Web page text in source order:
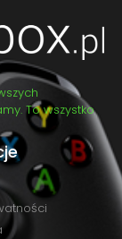
To wszystko